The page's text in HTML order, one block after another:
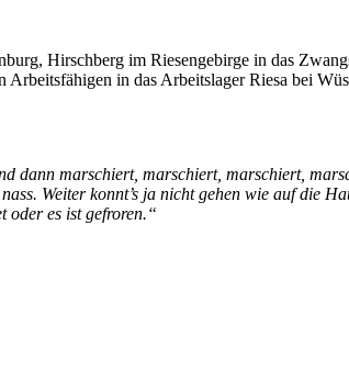
Hirschberg im Riesengebirge in das
in das Arbeitslager Riesa bei
dann marschiert, marschiert, marschiert,
Weiter konnt’s ja nicht gehen wie auf die
oder es ist gefroren.“